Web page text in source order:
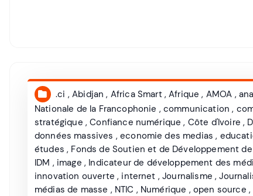
.ci ,Abidjan , Africa Smart,Afrique , AMOA ,
Nationale de la Francophonie , communication ,
stratégique ,Confiance numérique , Côte d'Ivoire ,
données massives ,economie des medias ,
études , Fonds de Soutien et de Développement de
IDM , image , Indicateur de développement des
innovation ouverte , internet ,Journalisme ,
médias de masse , NTIC , Numérique , open source ,